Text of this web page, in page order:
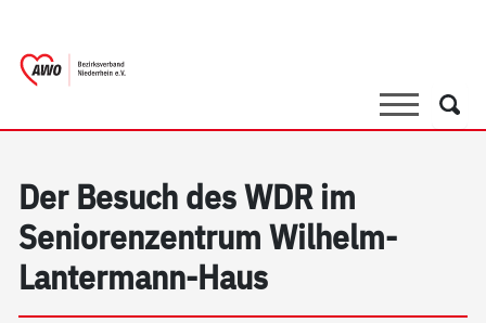
SucheSuche
Der Besuch des WDR im
Seniorenzentrum Wilhelm-
Lantermann-Haus